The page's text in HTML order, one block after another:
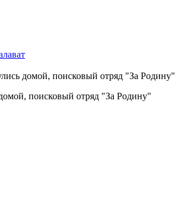
домой, поисковый отряд "За Родину"
поисковый отряд "За Родину"